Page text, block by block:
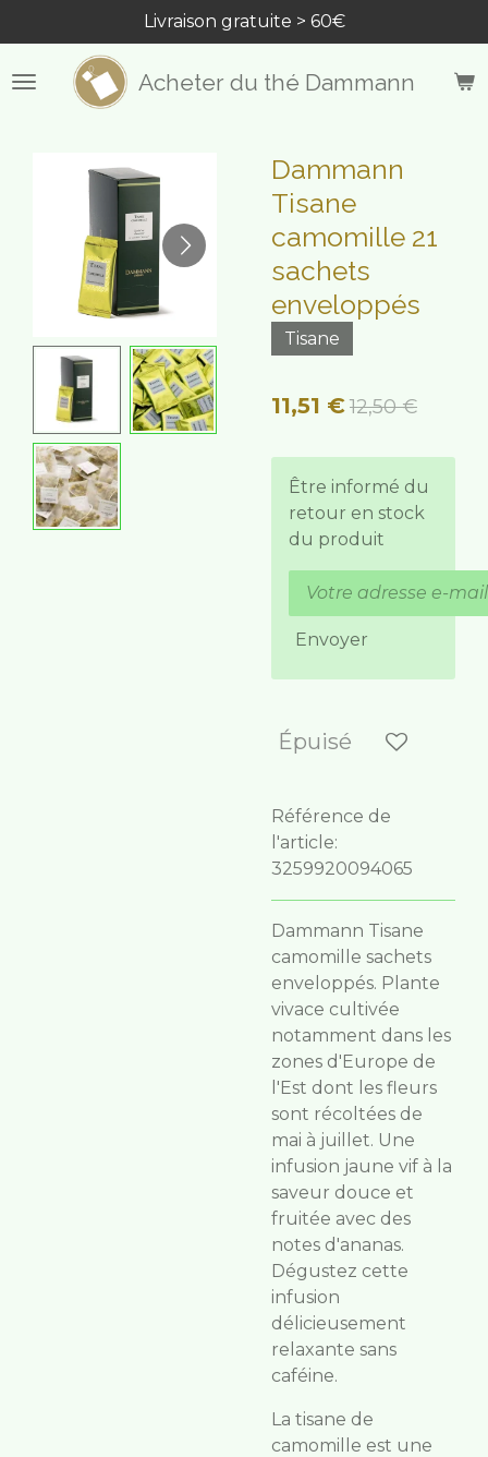
au
contenu
principal
Acheter du thé Dammann
Livraison gratuite > 60€
Dammann
Tisane
camomille 21
sachets
enveloppés
Tisane
11,51 €12,50 €
Être informé du
retour en stock
du produit
Envoyer
Épuisé
Référence de
l'article:
3259920094065
Dammann Tisane
camomille sachets
enveloppés. Plante
vivace cultivée
notamment dans les
zones d'Europe de
l'Est dont les fleurs
sont récoltées de
mai à juillet. Une
infusion jaune vif à la
saveur douce et
fruitée avec des
notes d'ananas.
Dégustez cette
infusion
délicieusement
relaxante sans
caféine.
La tisane de
camomille est une